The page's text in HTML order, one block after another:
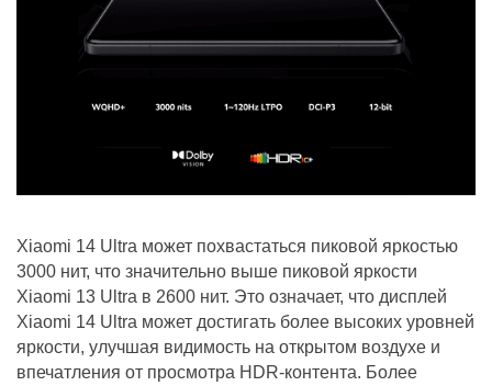
Xiaomi 14 Ultra может похвастаться пиковой яркостью
3000 нит, что значительно выше пиковой яркости
Xiaomi 13 Ultra в 2600 нит. Это означает, что дисплей
Xiaomi 14 Ultra может достигать более высоких уровней
яркости, улучшая видимость на открытом воздухе и
впечатления от просмотра HDR-контента. Более